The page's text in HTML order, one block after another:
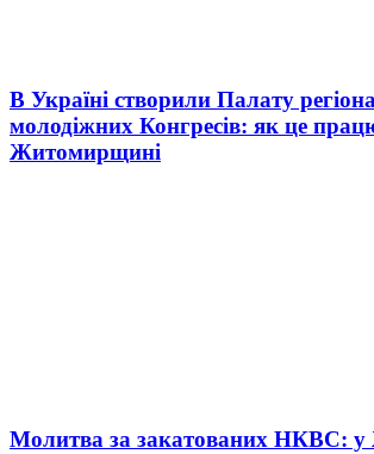
В Україні створили Палату
молодіжних Конгресів: як це
Житомирщині
Молитва за закатованих НКВС: у